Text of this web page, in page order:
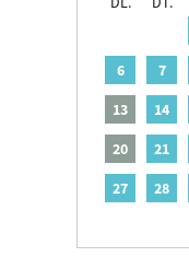
6
7
13
14
20
21
27
28